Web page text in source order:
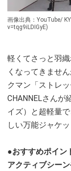
画像出典：YouTube/
v=tqg9iLDIGyE)
軽くてさっと羽
くなってきませ
クマン「ストレ
CHANNELさんが
イズ）と超軽量
しい万能ジャケ
●おすすめポイン
アクティブシー